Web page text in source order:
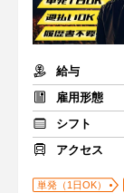
給与
雇用形態
シフト
アクセス
単発（1日OK）